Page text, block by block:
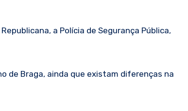
a Polícia de Segurança Pública,
de Braga, ainda que existam diferenças na